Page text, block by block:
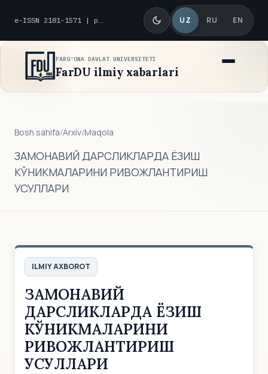
e-ISSN 2181-1571 | p-ISSN 2010-8419 UZ RU EN
FARG'ONA DAVLAT UNIVERSITETI
FarDU ilmiy xabarlari
Bosh sahifa/Arxiv/Maqola
ЗАМОНАВИЙ ДАРСЛИКЛАРДА ЁЗИШ
КЎНИКМАЛАРИНИ РИВОЖЛАНТИРИШ
УСУЛЛАРИ
ILMIY AXBOROT
ЗАМОНАВИЙ
ДАРСЛИКЛАРДА ЁЗИШ
КЎНИКМАЛАРИНИ
РИВОЖЛАНТИРИШ
УСУЛЛАРИ